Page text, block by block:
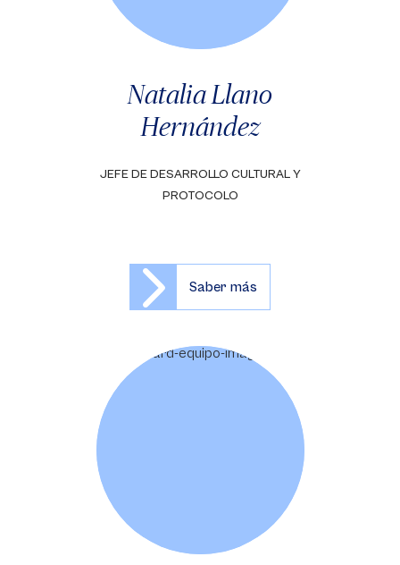
Natalia Llano
Hernández
JEFE DE DESARROLLO CULTURAL Y
PROTOCOLO
Saber más